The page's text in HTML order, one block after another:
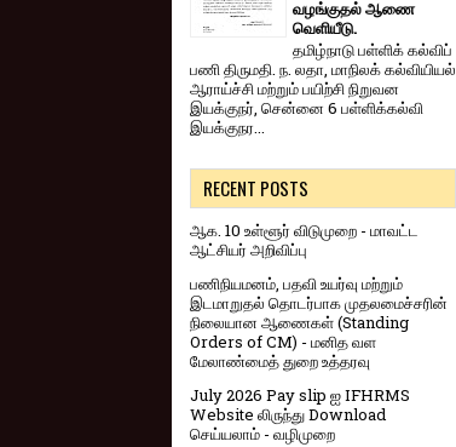
வழங்குதல் ஆணை
வெளியீடு.
தமிழ்நாடு பள்ளிக் கல்விப்
பணி திருமதி. ந. லதா, மாநிலக் கல்வியியல்
ஆராய்ச்சி மற்றும் பயிற்சி நிறுவன
இயக்குநர், சென்னை 6 பள்ளிக்கல்வி
இயக்குநர...
RECENT POSTS
ஆக. 10 உள்ளூர் விடுமுறை - மாவட்ட
ஆட்சியர் அறிவிப்பு
பணிநியமனம், பதவி உயர்வு மற்றும்
இடமாறுதல் தொடர்பாக முதலமைச்சரின்
நிலையான ஆணைகள் (Standing
Orders of CM) - மனித வள
மேலாண்மைத் துறை உத்தரவு
July 2026 Pay slip ஐ IFHRMS
Website லிருந்து Download
செய்யலாம் - வழிமுறை